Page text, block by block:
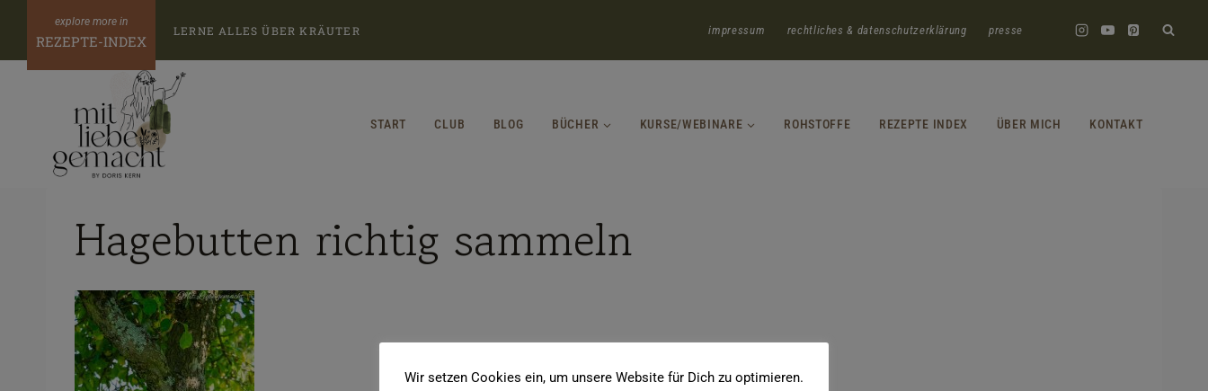
Inhalt
springen
REZEPTE-INDEX
LERNE ALLES ÜBER KRÄUTER impressum rechtliches & datenschutzerklärung presse
START CLUB BLOG BÜCHER KURSE/WEBINARE ROHSTOFFE REZEPTE INDEX ÜBER MICH KONTAKT
Hagebutten richtig sammeln
Wir setzen Cookies ein, um unsere Website für Dich zu optimieren.